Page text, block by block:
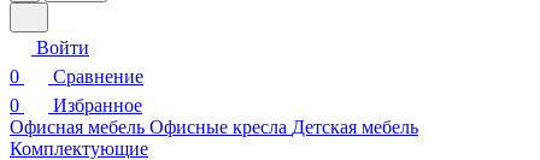
Войти
0
Сравнение
0
Избранное
Офисная мебель Офисные кресла Детская мебель
Комплектующие